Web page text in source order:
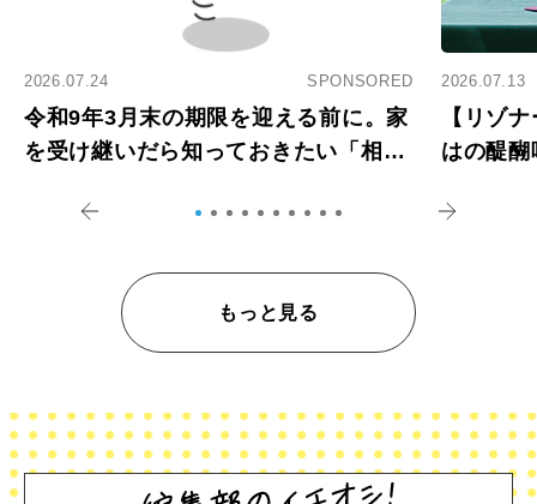
2026.07.24 SPONSORED
令和9年3月末の期限を迎える前に。家
を受け継いだら知っておきたい「相続
2026.07.13
【リゾ
はの醍
もっと見る